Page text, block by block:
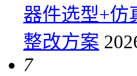
器件选型+仿
整改方案
7